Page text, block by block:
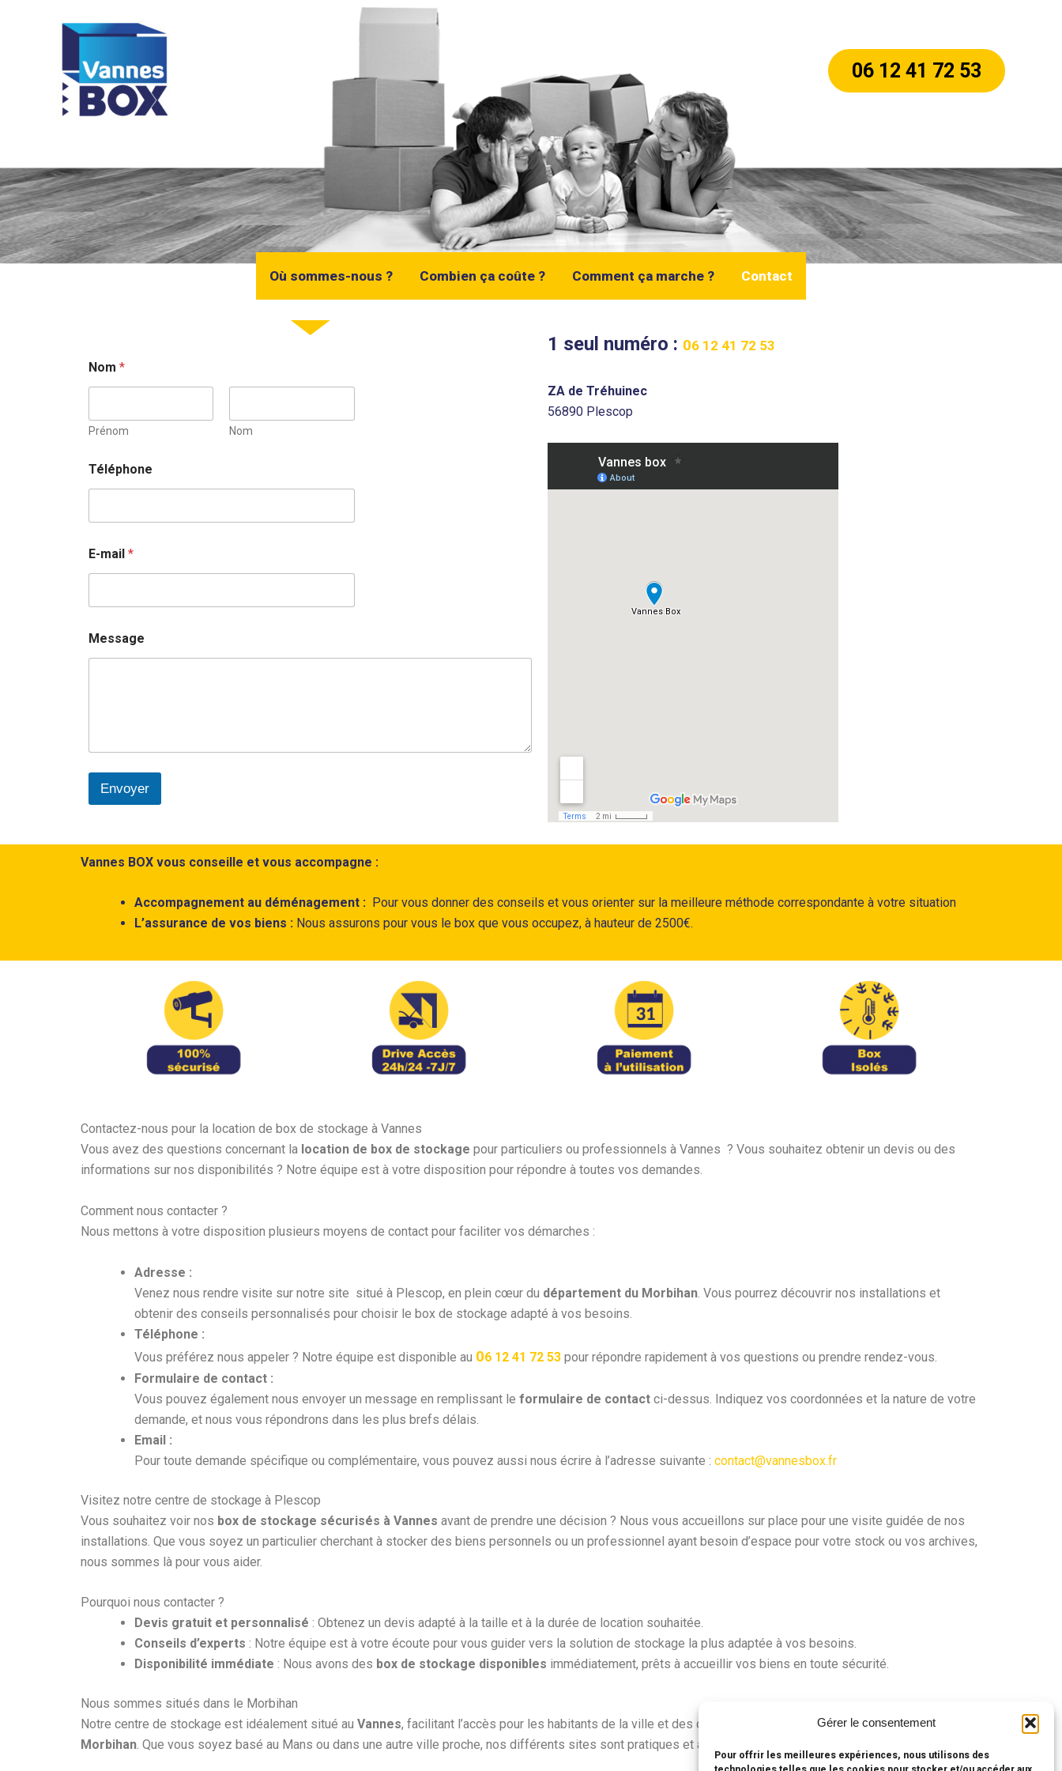
Gérer le consentement
Pour offrir les meilleures expériences, nous utilisons des
06 12 41 72 53
Où sommes-nous ? Combien ça coûte ? Comment ça marche ? Contact
Nom *
Prénom Nom
Téléphone
é
l
p
o
n
e
h
m
E-mail *
Message
Envoyer
1 seul numéro : 06 12 41 72 53
ZA de Tréhuinec
56890 Plescop
Vannes BOX vous conseille et vous accompagne :
Accompagnement au déménagement : Pour vous donner des conseils et vous orienter sur la meilleure méthode correspondante à votre situation
L’assurance de vos biens : Nous assurons pour vous le box que vous occupez, à hauteur de 2500€.
Contactez-nous pour la location de box de stockage à Vannes
Vous avez des questions concernant la location de box de stockage pour particuliers ou professionnels à Vannes ? Vous souhaitez obtenir un devis ou des
informations sur nos disponibilités ? Notre équipe est à votre disposition pour répondre à toutes vos demandes.
Comment nous contacter ?
Nous mettons à votre disposition plusieurs moyens de contact pour faciliter vos démarches :
Adresse :
Venez nous rendre visite sur notre site situé à Plescop, en plein cœur du département du Morbihan . Vous pourrez découvrir nos installations et
obtenir des conseils personnalisés pour choisir le box de stockage adapté à vos besoins.
Téléphone :
Vous préférez nous appeler ? Notre équipe est disponible au 06 12 41 72 53 pour répondre rapidement à vos questions ou prendre rendez-vous.
Formulaire de contact :
Vous pouvez également nous envoyer un message en remplissant le formulaire de contact ci-dessus. Indiquez vos coordonnées et la nature de votre
demande, et nous vous répondrons dans les plus brefs délais.
Email :
Pour toute demande spécifique ou complémentaire, vous pouvez aussi nous écrire à l’adresse suivante : contact@vannesbox.fr
Visitez notre centre de stockage à Plescop
Vous souhaitez voir nos box de stockage sécurisés à Vannes avant de prendre une décision ? Nous vous accueillons sur place pour une visite guidée de nos
installations. Que vous soyez un particulier cherchant à stocker des biens personnels ou un professionnel ayant besoin d’espace pour votre stock ou vos archives,
nous sommes là pour vous aider.
Pourquoi nous contacter ?
Devis gratuit et personnalisé : Obtenez un devis adapté à la taille et à la durée de location souhaitée.
Conseils d’experts : Notre équipe est à votre écoute pour vous guider vers la solution de stockage la plus adaptée à vos besoins.
Disponibilité immédiate : Nous avons des box de stockage disponibles immédiatement, prêts à accueillir vos biens en toute sécurité.
Nous sommes situés dans le Morbihan
Notre centre de stockage est idéalement situé au Vannes, facilitant l’accès pour les habitants de la ville et des communes environnantes dans ledépartement du
Morbihan. Que vous soyez basé au Mans ou dans une autre ville proche, nos différents sites sont pratiques et accessibles.